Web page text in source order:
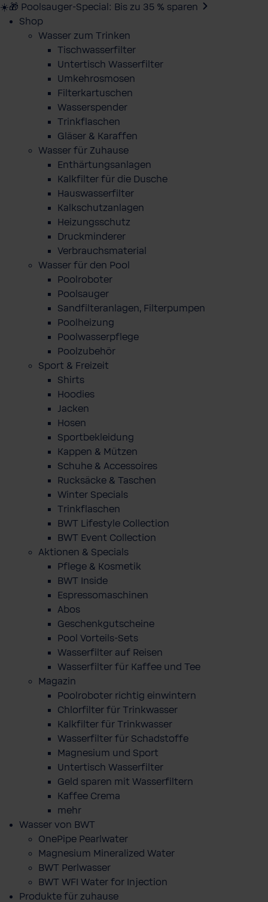
☀️🎁 Poolsauger-Special: Bis zu 35 % sparen
Shop
Wasser zum Trinken
Tischwasserfilter
Untertisch Wasserfilter
Umkehrosmosen
Filterkartuschen
Wasserspender
Trinkflaschen
Gläser & Karaffen
Wasser für Zuhause
Enthärtungsanlagen
Kalkfilter für die Dusche
Hauswasserfilter
Kalkschutzanlagen
Heizungsschutz
Druckminderer
Verbrauchsmaterial
Wasser für den Pool
Poolroboter
Poolsauger
Sandfilteranlagen, Filterpumpen
Poolheizung
Poolwasserpflege
Poolzubehör
Sport & Freizeit
Shirts
Hoodies
Jacken
Hosen
Sportbekleidung
Kappen & Mützen
Schuhe & Accessoires
Rucksäcke & Taschen
Winter Specials
Trinkflaschen
BWT Lifestyle Collection
BWT Event Collection
Aktionen & Specials
Pflege & Kosmetik
BWT Inside
Espressomaschinen
Abos
Geschenkgutscheine
Pool Vorteils-Sets
Wasserfilter auf Reisen
Wasserfilter für Kaffee und Tee
Magazin
Poolroboter richtig einwintern
Chlorfilter für Trinkwasser
Kalkfilter für Trinkwasser
Wasserfilter für Schadstoffe
Magnesium und Sport
Untertisch Wasserfilter
Geld sparen mit Wasserfiltern
Kaffee Crema
mehr
Wasser von BWT
OnePipe Pearlwater
Magnesium Mineralized Water
BWT Perlwasser
BWT WFI Water for Injection
Produkte für zuhause